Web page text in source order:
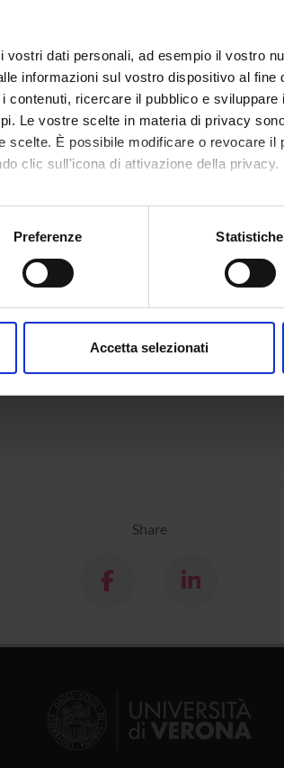
vostri dati personali, ad esempio il vostro
informazioni sul vostro dispositivo al fine
contenuti, ricercare il pubblico e
Le vostre scelte in materia di privacy
scelte. È possibile modificare o revocare il
clic sull'icona di attivazione della privacy.
posizione geografica, con
momento dalla Dichiarazione sui
servizi.
Preferenze Statistiche
Accetta selezionati
Share